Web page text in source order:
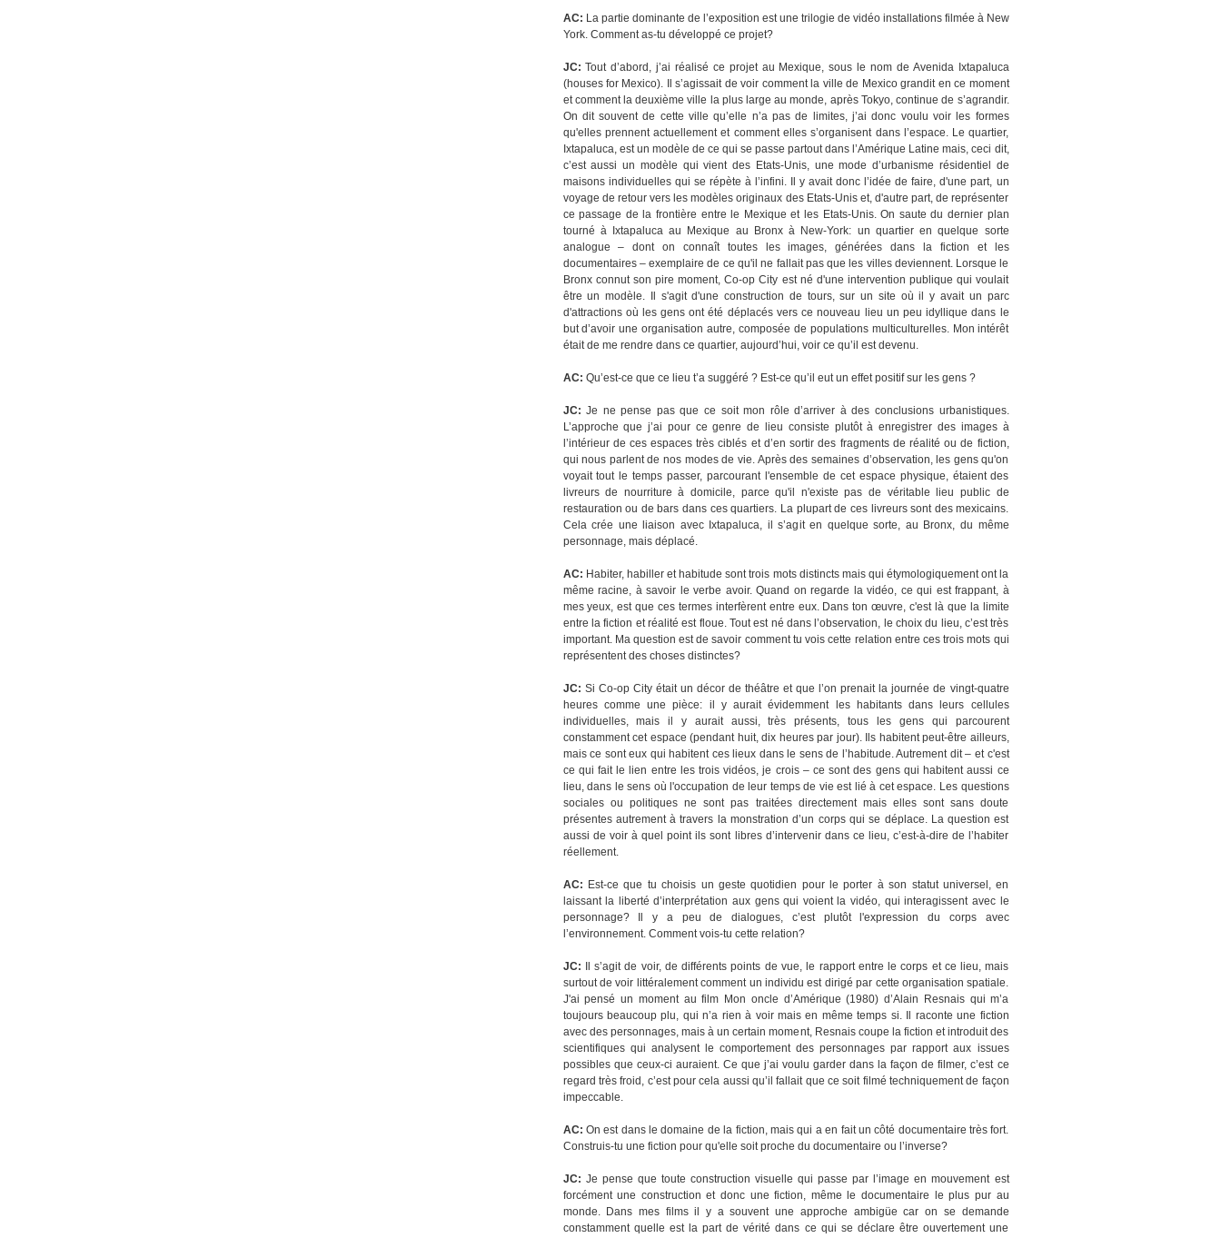
AC: La partie dominante de l’exposition est une trilogie de vidéo installations filmée à New
York. Comment as-tu développé ce projet?
JC: Tout d’abord, j’ai réalisé ce projet au Mexique, sous le nom de Avenida Ixtapaluca
(houses for Mexico). Il s’agissait de voir comment la ville de Mexico grandit en ce moment
et comment la deuxième ville la plus large au monde, après Tokyo, continue de s’agrandir.
On dit souvent de cette ville qu’elle n’a pas de limites, j’ai donc voulu voir les formes
qu'elles prennent actuellement et comment elles s’organisent dans l’espace. Le quartier,
Ixtapaluca, est un modèle de ce qui se passe partout dans l’Amérique Latine mais, ceci dit,
c’est aussi un modèle qui vient des Etats-Unis, une mode d’urbanisme résidentiel de
maisons individuelles qui se répète à l’infini. Il y avait donc l’idée de faire, d'une part, un
voyage de retour vers les modèles originaux des Etats-Unis et, d'autre part, de représenter
ce passage de la frontière entre le Mexique et les Etats-Unis. On saute du dernier plan
tourné à Ixtapaluca au Mexique au Bronx à New-York: un quartier en quelque sorte
analogue – dont on connaît toutes les images, générées dans la fiction et les
documentaires – exemplaire de ce qu'il ne fallait pas que les villes deviennent. Lorsque le
Bronx connut son pire moment, Co-op City est né d'une intervention publique qui voulait
être un modèle. Il s'agit d'une construction de tours, sur un site où il y avait un parc
d'attractions où les gens ont été déplacés vers ce nouveau lieu un peu idyllique dans le
but d’avoir une organisation autre, composée de populations multiculturelles. Mon intérêt
était de me rendre dans ce quartier, aujourd’hui, voir ce qu’il est devenu.
AC: Qu’est-ce que ce lieu t’a suggéré ? Est-ce qu’il eut un effet positif sur les gens ?
JC: Je ne pense pas que ce soit mon rôle d’arriver à des conclusions urbanistiques.
L’approche que j’ai pour ce genre de lieu consiste plutôt à enregistrer des images à
l’intérieur de ces espaces très ciblés et d’en sortir des fragments de réalité ou de fiction,
qui nous parlent de nos modes de vie. Après des semaines d’observation, les gens qu'on
voyait tout le temps passer, parcourant l'ensemble de cet espace physique, étaient des
livreurs de nourriture à domicile, parce qu'il n'existe pas de véritable lieu public de
restauration ou de bars dans ces quartiers. La plupart de ces livreurs sont des mexicains.
Cela crée une liaison avec Ixtapaluca, il s’agit en quelque sorte, au Bronx, du même
personnage, mais déplacé.
AC: Habiter, habiller et habitude sont trois mots distincts mais qui étymologiquement ont la
même racine, à savoir le verbe avoir. Quand on regarde la vidéo, ce qui est frappant, à
mes yeux, est que ces termes interfèrent entre eux. Dans ton œuvre, c'est là que la limite
entre la fiction et réalité est floue. Tout est né dans l’observation, le choix du lieu, c’est très
important. Ma question est de savoir comment tu vois cette relation entre ces trois mots qui
représentent des choses distinctes?
JC: Si Co-op City était un décor de théâtre et que l’on prenait la journée de vingt-quatre
heures comme une pièce: il y aurait évidemment les habitants dans leurs cellules
individuelles, mais il y aurait aussi, très présents, tous les gens qui parcourent
constamment cet espace (pendant huit, dix heures par jour). Ils habitent peut-être ailleurs,
mais ce sont eux qui habitent ces lieux dans le sens de l’habitude. Autrement dit – et c'est
ce qui fait le lien entre les trois vidéos, je crois – ce sont des gens qui habitent aussi ce
lieu, dans le sens où l'occupation de leur temps de vie est lié à cet espace. Les questions
sociales ou politiques ne sont pas traitées directement mais elles sont sans doute
présentes autrement à travers la monstration d’un corps qui se déplace. La question est
aussi de voir à quel point ils sont libres d’intervenir dans ce lieu, c’est-à-dire de l’habiter
réellement.
AC: Est-ce que tu choisis un geste quotidien pour le porter à son statut universel, en
laissant la liberté d’interprétation aux gens qui voient la vidéo, qui interagissent avec le
personnage? Il y a peu de dialogues, c’est plutôt l'expression du corps avec
l’environnement. Comment vois-tu cette relation?
JC: Il s’agit de voir, de différents points de vue, le rapport entre le corps et ce lieu, mais
surtout de voir littéralement comment un individu est dirigé par cette organisation spatiale.
J'ai pensé un moment au film Mon oncle d’Amérique (1980) d’Alain Resnais qui m’a
toujours beaucoup plu, qui n’a rien à voir mais en même temps si. Il raconte une fiction
avec des personnages, mais à un certain moment, Resnais coupe la fiction et introduit des
scientifiques qui analysent le comportement des personnages par rapport aux issues
possibles que ceux-ci auraient. Ce que j’ai voulu garder dans la façon de filmer, c’est ce
regard très froid, c’est pour cela aussi qu’il fallait que ce soit filmé techniquement de façon
impeccable.
AC: On est dans le domaine de la fiction, mais qui a en fait un côté documentaire très fort.
Construis-tu une fiction pour qu'elle soit proche du documentaire ou l’inverse?
JC: Je pense que toute construction visuelle qui passe par l’image en mouvement est
forcément une construction et donc une fiction, même le documentaire le plus pur au
monde. Dans mes films il y a souvent une approche ambigüe car on se demande
constamment quelle est la part de vérité dans ce qui se déclare être ouvertement une